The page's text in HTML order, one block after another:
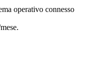
operativo connesso